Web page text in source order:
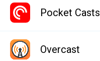
Pocket Casts
Overcast